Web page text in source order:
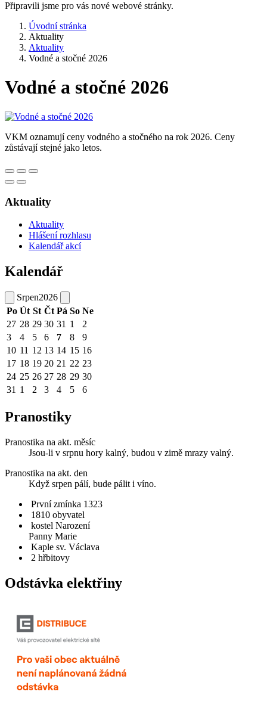
Připravili jsme pro vás nové webové stránky.
Úvodní stránka
Aktuality
Aktuality
Vodné a stočné 2026
Vodné a stočné 2026
VKM oznamují ceny vodného a stočného na rok 2026. Ceny
zůstávají stejné jako letos.
Aktuality
Aktuality
Hlášení rozhlasu
Kalendář akcí
Kalendář
Srpen2026
Po Út St Čt Pá So Ne
27 28 29 30 31 1
2
3
4 5 6 7 8
9
10 11 12 13 14 15 16
17 18 19 20 21 22 23
24 25 26 27 28 29 30
31 1 2 3 4 5 6
Pranostiky
Pranostika na akt. měsíc
Jsou-li v srpnu hory kalný, budou v zimě mrazy valný.
Pranostika na akt. den
Když srpen pálí, bude pálit i víno.
První zmínka 1323
1810 obyvatel
kostel Narození
Panny Marie
Kaple sv. Václava
2 hřbitovy
Odstávka elektřiny